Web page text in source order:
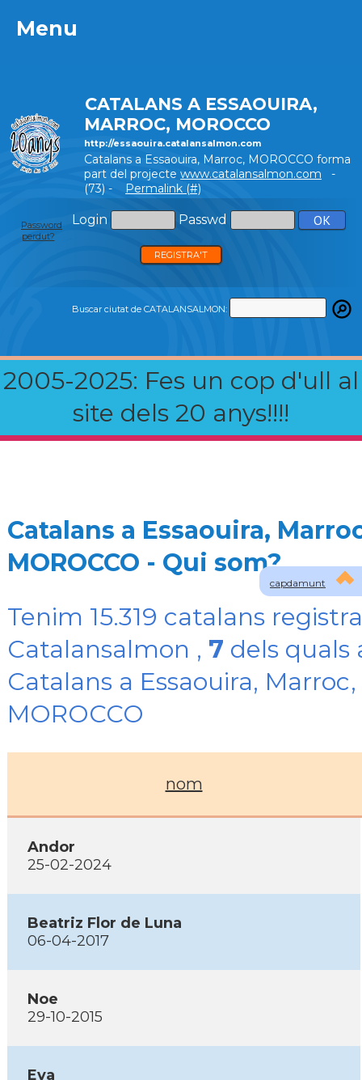
Menu
CATALANS A ESSAOUIRA,
MARROC, MOROCCO
http://essaouira.catalansalmon.com
Catalans a Essaouira, Marroc, MOROCCO forma
part del projecte www.catalansalmon.com -
(73) - Permalink (#)
Login Passwd
Password
perdut?
REGISTRA'T
Buscar ciutat de CATALANSALMON:
2005-2025: Fes un cop d'ull al
site dels 20 anys!!!!
Menu
capdamunt
Catalans a Essaouira,
MOROCCO - Qui som?
Tenim 15.319 catalans
Catalansalmon , 7 dels quals
Catalans a Essaouira, Marroc,
MOROCCO
nom
Andor
25-02-2024
Beatriz Flor de Luna
06-04-2017
Noe
29-10-2015
Eva